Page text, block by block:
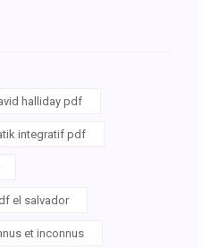
halliday pdf
integratif pdf
el salvador
et inconnus